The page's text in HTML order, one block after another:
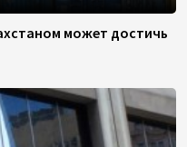
может достичь